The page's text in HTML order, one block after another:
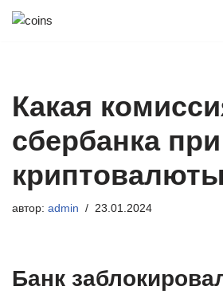
Какая
сбербанка
криптовалюты
автор: admin 23.01.2024
Банк